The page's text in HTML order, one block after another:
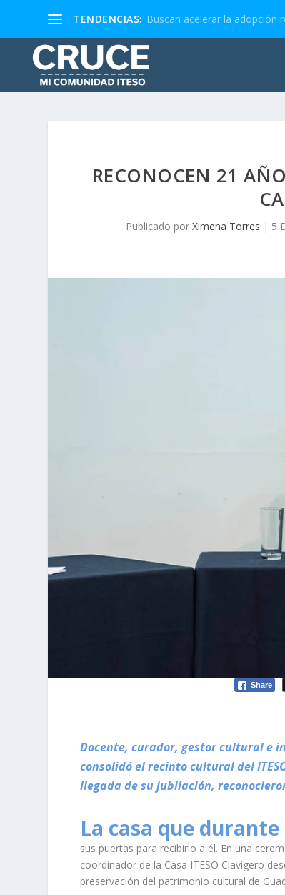
TENDENCIAS: Buscan acelerar la adopción
RECONOCEN 21
Publicado por Ximena Torres | 5
Share
Docente, curador, gestor cultural e
consolidó el recinto cultural del
llegada de su jubilación,
La casa que durante
sus puertas para recibirlo a él. En una
coordinador de la Casa ITESO Clavigero
preservación del patrimonio cultural de